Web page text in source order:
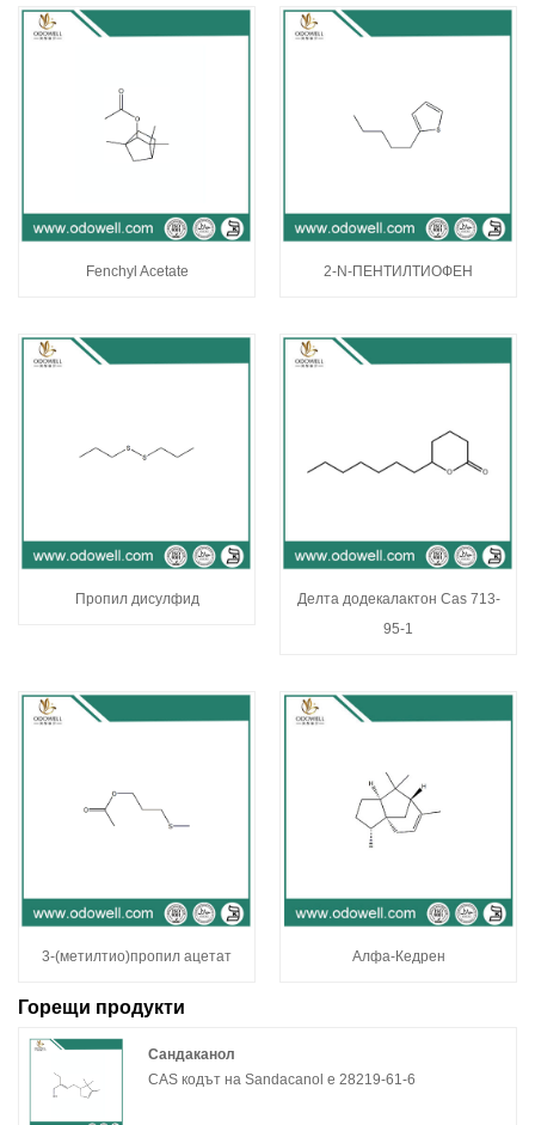
Fenchyl Acetate 2-N-ПЕНТИЛТИОФЕН
Пропил дисулфид
Делта додекалактон Cas 713-
95-1
3-(метилтио)пропил ацетат Алфа-Кедрен
Горещи продукти
Сандаканол
CAS кодът на Sandacanol е 28219-61-6